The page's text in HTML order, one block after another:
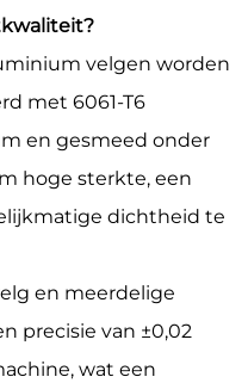
velgen worden
met 6061-T6
en gesmeed onder
hoge sterkte, een
dichtheid te
en meerdelige
precisie van ±0,02
wat een